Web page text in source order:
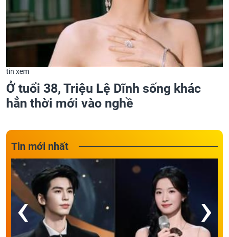
tin xem
Ở tuổi 38, Triệu Lệ Dĩnh sống khác
hẳn thời mới vào nghề
Tin mới nhất
‹ ›